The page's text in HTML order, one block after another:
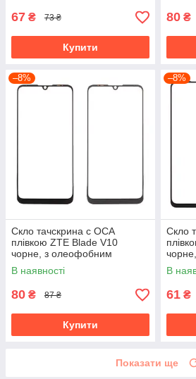
67 ₴ 73 ₴
Купити
80 ₴
–8%
Скло тачскрина c OCA
плівкою ZTE Blade V10
чорне, з олеофобним
покриттям, загартоване
В наявності
80 ₴ 87 ₴
Купити
–8%
Скло
В
61 ₴
Показати ще